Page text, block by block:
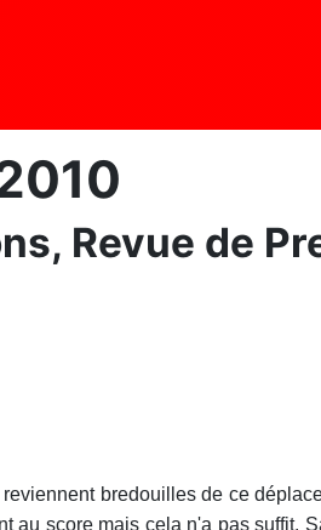
Revue de
reviennent bredouilles de ce
au score mais cela n'a pas suffit.